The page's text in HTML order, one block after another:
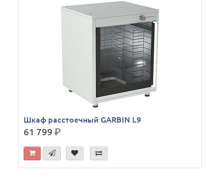
Шкаф расстоечный GARBIN L9
61 799р.